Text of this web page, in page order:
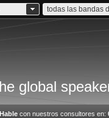
todas las bandas
global
Hable con nuestros consultores en: